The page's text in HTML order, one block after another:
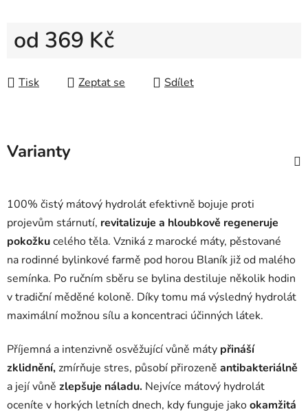
od 369 Kč
Tisk
Zeptat se Sdílet
Varianty
100% čistý mátový hydrolát efektivně bojuje proti
projevům stárnutí, revitalizuje a hloubkově regeneruje
pokožkucelého těla. Vzniká z marocké máty, pěstované
na rodinné bylinkové farmě pod horou Blaník již od malého
semínka. Po ručním sběru se bylina destiluje několik hodin
v tradiční měděné koloně. Díky tomu má výsledný hydrolát
maximální možnou sílu a koncentraci účinných látek.
Příjemná a intenzivně osvěžující vůně máty přináší
zklidnění,zmírňuje stres, působí přirozeně antibakteriálně
a její vůně zlepšuje náladu. Nejvíce mátový hydrolát
oceníte v horkých letních dnech, kdy funguje jakookamžitá